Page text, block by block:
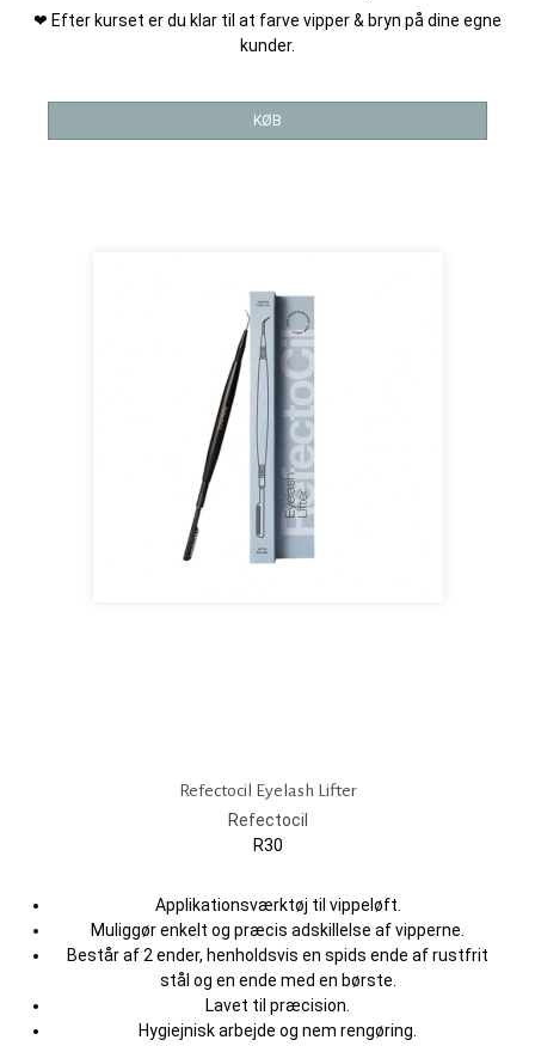
❤ Efter kurset er du klar til at farve vipper & bryn på dine egne
kunder.
KØB
Refectocil Eyelash Lifter
Refectocil
R30
Applikationsværktøj til vippeløft.
Muliggør enkelt og præcis adskillelse af vipperne.
Består af 2 ender, henholdsvis en spids ende af rustfrit
stål og en ende med en børste.
Lavet til præcision.
Hygiejnisk arbejde og nem rengøring.